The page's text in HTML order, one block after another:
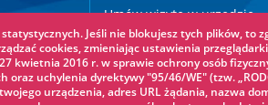
Umów wizytę w urzędzie »
Drogi »
Jeśli nie blokujesz tych plików, to
cookies, zmieniając ustawienia
kwietnia 2016 r. w sprawie ochrony osób
uchylenia dyrektywy "95/46/WE" (tzw.
urządzenia, adres URL żądania, nazwa